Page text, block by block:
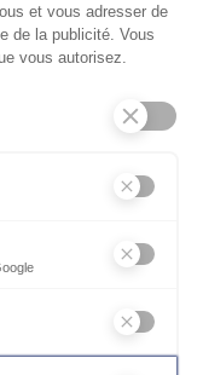
et vous adresser de
de la publicité. Vous
vous autorisez.
permet de mesurer des